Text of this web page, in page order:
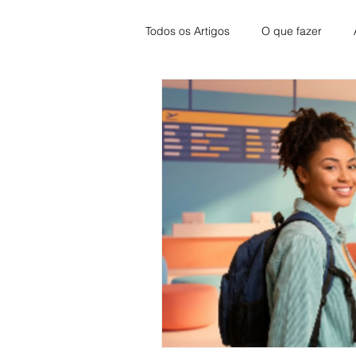
Todos os Artigos O que fazer
Imóveis Viagem